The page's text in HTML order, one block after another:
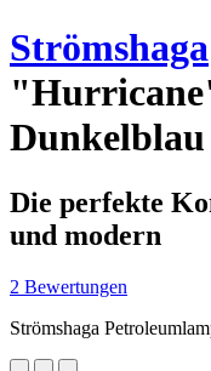
Strömshaga
Dunkelblau
Die perfekte
und modern
2 Bewertungen
Strömshaga